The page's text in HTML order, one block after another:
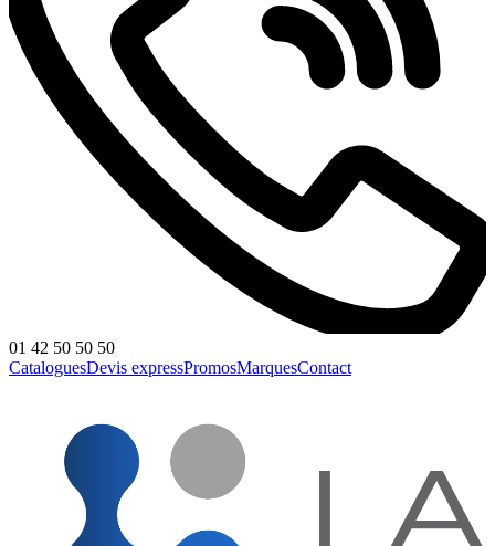
01 42 50 50 50
CataloguesDevis expressPromosMarquesContact